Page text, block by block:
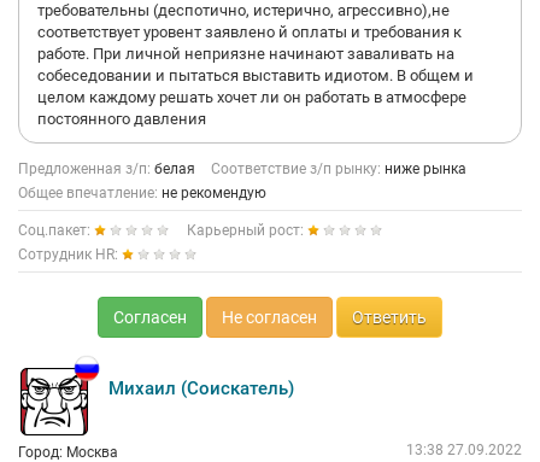
требовательны (деспотично, истерично, агрессивно),не
соответствует уровент заявлено й оплаты и требования к
работе. При личной неприязне начинают заваливать на
собеседовании и пытаться выставить идиотом. В общем и
целом каждому решать хочет ли он работать в атмосфере
постоянного давления
Предложенная з/п: белая Соответствие з/п рынку: ниже рынка
Общее впечатление: не рекомендую
Соц.пакет:
Карьерный рост:
Сотрудник HR:
Согласен Не согласен Ответить
Михаил (Соискатель)
Город: Москва 13:38 27.09.2022